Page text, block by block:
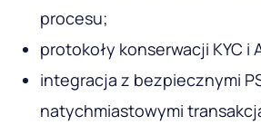
procesu;
protokoły konserwacji KYC i
integracja z bezpiecznymi
natychmiastowymi